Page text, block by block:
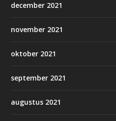
december 2021
november 2021
oktober 2021
september 2021
augustus 2021